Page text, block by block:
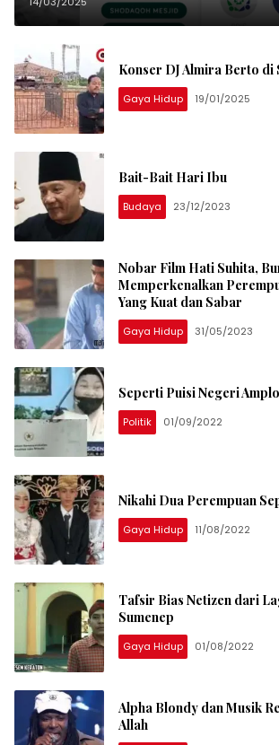
Konser DJ Almira Berto di
Gaya Hidup 19/01/2025
Bait-Bait Hari Ibu
Budaya 23/12/2023
Nobar Film Hati Suhita,
Memperkenalkan
Yang Kuat dan Sabar
Gaya Hidup 31/05/2023
Seperti Puisi Negeri
Politik 01/09/2022
Nikahi Dua Perempuan
Gaya Hidup 11/08/2022
Tafsir Bias Netizen dari
Sumenep
Gaya Hidup 01/08/2022
Alpha Blondy dan Musik
Allah